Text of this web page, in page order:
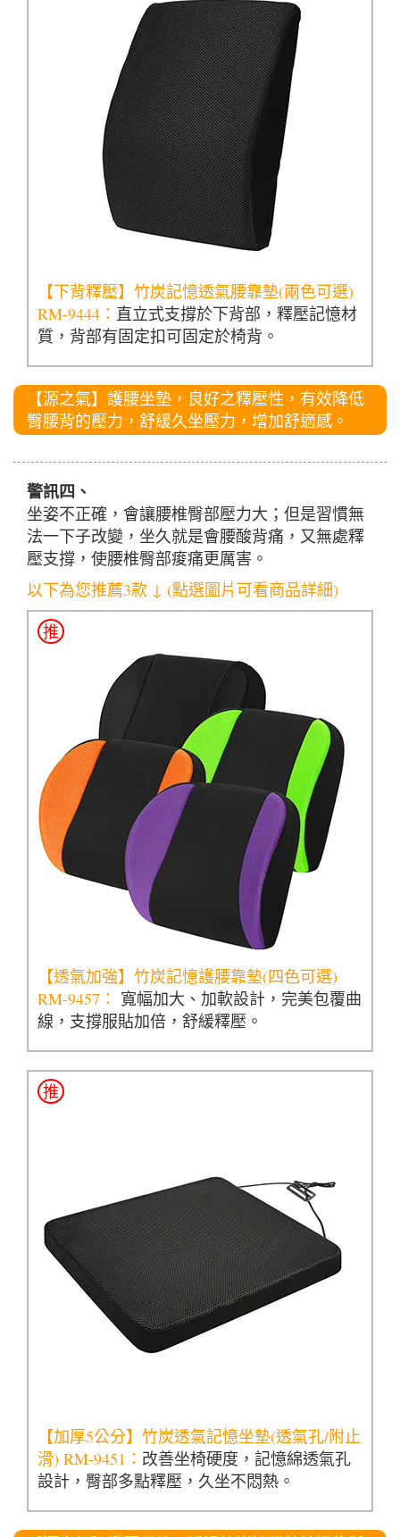
【下背釋壓】竹炭記憶透氣腰靠墊(兩色可選)
RM-9444： 直立式支撐於下背部，釋壓記憶材
質，背部有固定扣可固定於椅背。
【源之氣】護腰坐墊，良好之釋壓性，有效降低
臀腰背的壓力，舒緩久坐壓力，增加舒適感。
警訊四、
坐姿不正確，會讓腰椎臀部壓力大；但是習慣無
法一下子改變，坐久就是會腰酸背痛，又無處釋
壓支撐，使腰椎臀部痠痛更厲害。
以下為您推薦3款 ↓ (點選圖片可看商品詳細)
推
【透氣加強】竹炭記憶護腰靠墊(四色可選)
RM-9457： 寬幅加大、加軟設計，完美包覆曲
線，支撐服貼加倍，舒緩釋壓。
推
【加厚5公分】竹炭透氣記憶坐墊(透氣孔/附止
滑) RM-9451： 改善坐椅硬度，記憶綿透氣孔
設計，臀部多點釋壓，久坐不悶熱。